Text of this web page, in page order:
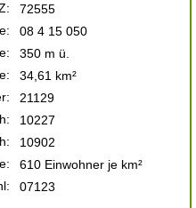
72555
08 4 15 050
350 m ü.
34,61 km²
21129
10227
10902
610 Einwohner je km²
07123